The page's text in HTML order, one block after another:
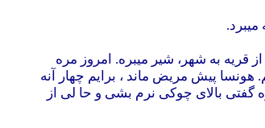
قریه به شهر، شیر میبره. امروز مره
پیش مریض ماند ، برایم چهار آنه
گفتی بالای چوکی نرم بشی و حا لی از